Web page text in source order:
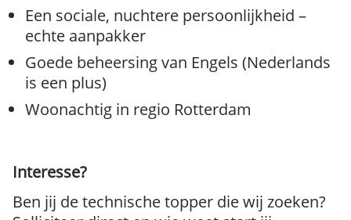
Een sociale, nuchtere persoonlijkheid –
echte aanpakker
Goede beheersing van Engels (Nederlands
is een plus)
Woonachtig in regio Rotterdam
Interesse?
Ben jij de technische topper die wij zoeken?